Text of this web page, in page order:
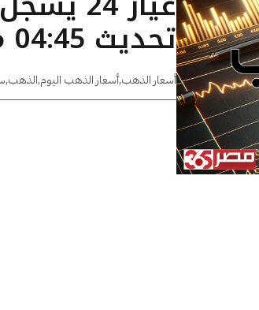
تحديث 04:45 مساءًا
أسعار الذهب,أسعار الذهب اليوم,الذهب,